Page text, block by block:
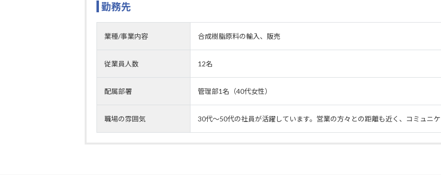
勤務先
業種/事業内容 合成樹脂原料の輸入、販売
従業員人数 12名
配属部署 管理部1名（40代女性）
職場の雰囲気 30代～50代の社員が活躍しています。営業の方々との距離も近く、コミュニ